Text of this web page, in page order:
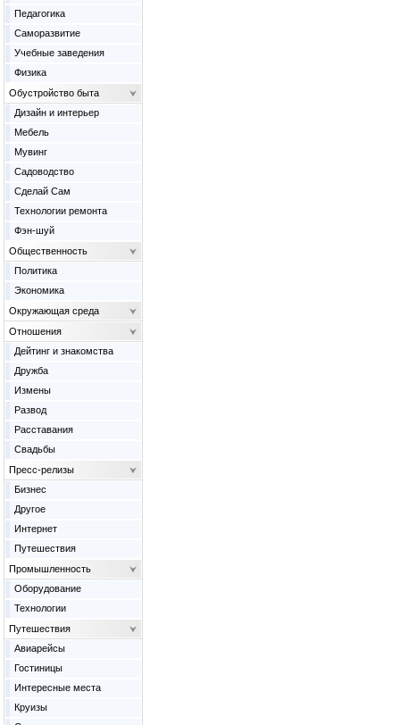
Педагогика
Саморазвитие
Учебные заведения
Физика
Обустройство быта
Дизайн и интерьер
Мебель
Мувинг
Садоводство
Сделай Сам
Технологии ремонта
Фэн-шуй
Общественность
Политика
Экономика
Окружающая среда
Отношения
Дейтинг и знакомства
Дружба
Измены
Развод
Расставания
Свадьбы
Пресс-релизы
Бизнес
Другое
Интернет
Путешествия
Промышленность
Оборудование
Технологии
Путешествия
Авиарейсы
Гостиницы
Интересные места
Круизы